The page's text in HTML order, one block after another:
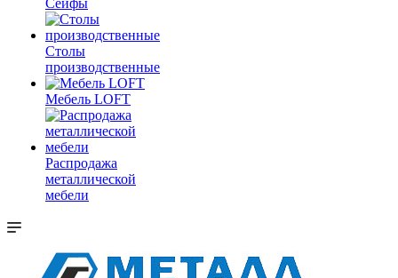
Сейфы
Столы
производственные
Мебель LOFT
Распродажа
металлической
мебели